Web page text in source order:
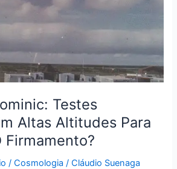
Testes
Altas Altitudes Para
Firmamento?
/Cosmologia /Cláudio Suenaga